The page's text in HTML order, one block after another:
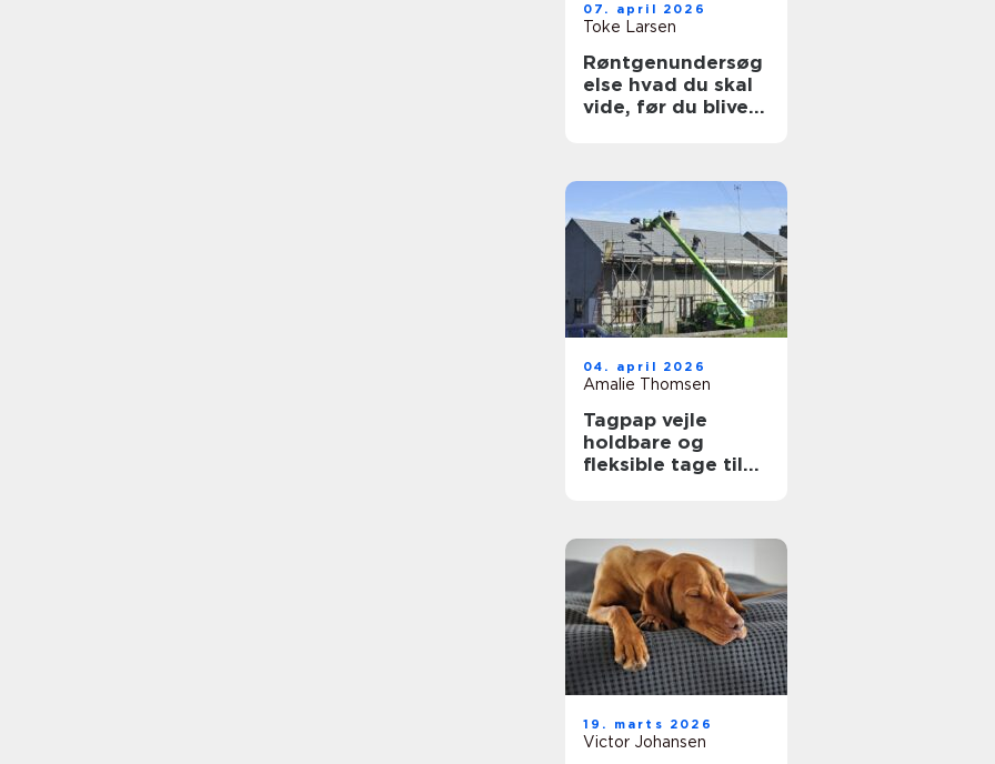
07. april 2026
Toke Larsen
Røntgenundersøg
else hvad du skal
vide, før du bliver
04. april 2026
Amalie Thomsen
Tagpap vejle
holdbare og
fleksible tage til
19. marts 2026
Victor Johansen